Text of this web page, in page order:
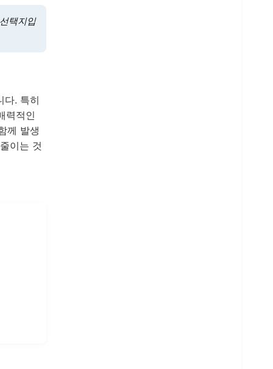
택지입
다. 특히
력적인
께 발생
이는 것